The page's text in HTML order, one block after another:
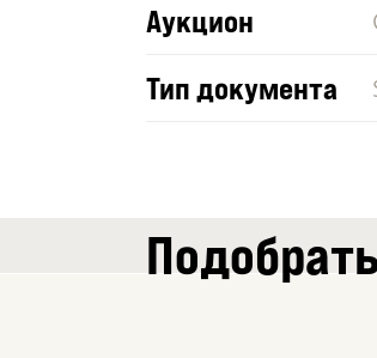
Аукцион
Тип документа